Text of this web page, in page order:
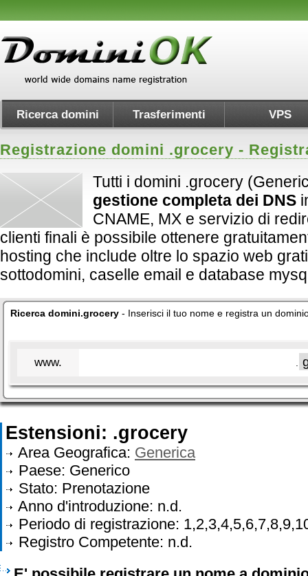
Ricerca domini Trasferimenti VPS
Registrazione domini .grocery -
Tutti i domini .grocery
gestione completa dei DNS
CNAME, MX e servizio di
clienti finali è possibile ottenere
hosting che include oltre lo spazio web
sottodomini, caselle email e database
Ricerca domini.grocery - Inserisci il tuo nome e registra un
www.
Estensioni: .grocery
Area Geografica: Generica
Paese: Generico
Stato: Prenotazione
Anno d'introduzione: n.d.
Periodo di registrazione:
Registro Competente: n.d.